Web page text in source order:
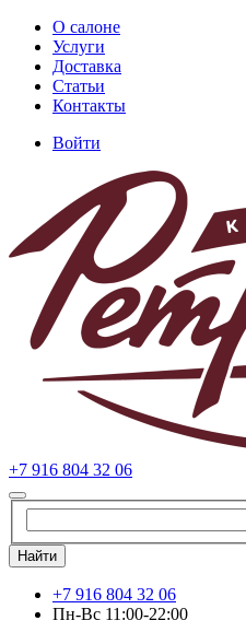
Перейти
основному
содержанию
Основная
навигация
О салоне
Услуги
Доставка
Статьи
Контакты
учётной
записи
пользователя
Войти
+7 916 804 32 06
Найти
+7 916 804 32 06
Пн-Вс 11:00-22:00